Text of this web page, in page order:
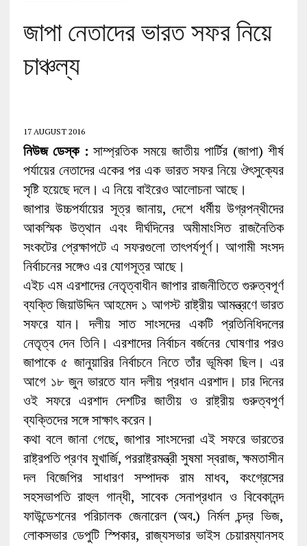
জাপা নেতাদের ভারত সফর নিয়ে
চাঞ্চল্য
17 AUGUST 2016
নিউজ ডেস্ক : সাম্প্রতিক সময়ে জাতীয় পার্টির (জাপা) শীর্ষ
পর্যায়ের নেতাদের একের পর এক ভারত সফর নিয়ে ঔৎসুক্যের
সৃষ্টি হয়েছে দলে। এ নিয়ে বাইরেও আলোচনা আছে।
জাপার উচ্চপর্যায়ের সূত্র জানায়, দেশে ধর্মীয় উগ্রপন্থীদের
আকস্মিক উত্থান এবং দীর্ঘদিনের অমীমাংসিত রাজনৈতিক
সংকটের প্রেক্ষাপটে এ সফরগুলো তাৎপর্যপূর্ণ। আগামী সংসদ
নির্বাচনের সঙ্গেও এর যোগসূত্র আছে।
এইচ এম এরশাদের নেতৃত্বাধীন জাপার রাজনীতিতে গুরুত্বপূর্ণ
ব্যক্তি জিয়াউদ্দিন আহমেদ ১ আগস্ট রাষ্ট্রীয় আমন্ত্রণে ভারত
সফরে যান। দলীয় সাত সাংসদের একটি প্রতিনিধিদলের
নেতৃত্ব দেন তিনি। এরশাদের নির্বাচন বর্জনের ঘোষণার পরও
জাপাকে ৫ জানুয়ারির নির্বাচনে নিতে তাঁর ভূমিকা ছিল। এর
আগে ১৮ জুন ভারতে যান দলীয় প্রধান এরশাদ। চার দিনের
ওই সফরে এরশাদ দেশটির জাতীয় ও রাষ্ট্রীয় গুরুত্বপূর্ণ
ব্যক্তিদের সঙ্গে সাক্ষাৎ করেন।
কথা বলে জানা গেছে, জাপার সাংসদেরা এই সফরে ভারতের
রাষ্ট্রপতি প্রণব মুখার্জি, পররাষ্ট্রমন্ত্রী সুষমা স্বরাজ, ক্ষমতাসীন
দল বিজেপির সাধারণ সম্পাদক রাম মাধব, কংগ্রেসের
সহসভাপতি রাহুল গান্ধী, সাবেক সেনাপ্রধান ও বিবেকানন্দ
ফাউন্ডেশনের পরিচালক জেনারেল (অব.) নির্মল চন্দ্র ভিজ,
লোকসভার ডেপুটি স্পিকার, রাজ্যসভার ভাইস চেয়ারম্যানসহ